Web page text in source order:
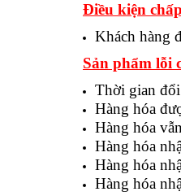
Điều kiện
Khách hàng
Sản phẩm lỗi
Thời gian
Hàng hóa
Hàng hóa
Hàng hóa
Hàng hóa
Hàng hóa